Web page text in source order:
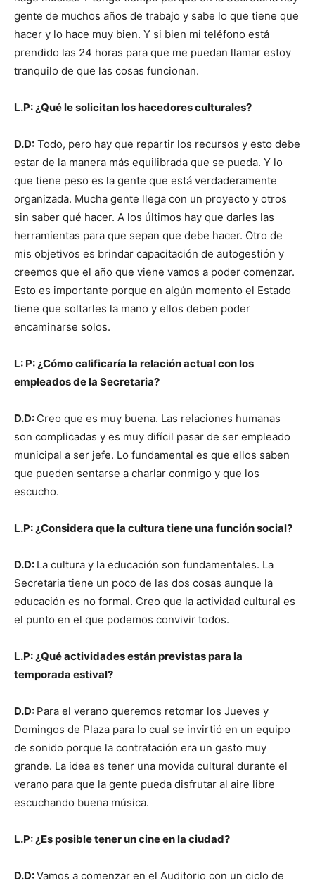
gente de muchos años de trabajo y sabe lo que tiene que
hacer y lo hace muy bien. Y si bien mi teléfono está
prendido las 24 horas para que me puedan llamar estoy
tranquilo de que las cosas funcionan.
L.P: ¿Qué le solicitan los hacedores culturales?
D.D: Todo, pero hay que repartir los recursos y esto debe
estar de la manera más equilibrada que se pueda. Y lo
que tiene peso es la gente que está verdaderamente
organizada. Mucha gente llega con un proyecto y otros
sin saber qué hacer. A los últimos hay que darles las
herramientas para que sepan que debe hacer. Otro de
mis objetivos es brindar capacitación de autogestión y
creemos que el año que viene vamos a poder comenzar.
Esto es importante porque en algún momento el Estado
tiene que soltarles la mano y ellos deben poder
encaminarse solos.
L: P: ¿Cómo calificaría la relación actual con los
empleados de la Secretaria?
D.D: Creo que es muy buena. Las relaciones humanas
son complicadas y es muy difícil pasar de ser empleado
municipal a ser jefe. Lo fundamental es que ellos saben
que pueden sentarse a charlar conmigo y que los
escucho.
L.P: ¿Considera que la cultura tiene una función social?
D.D: La cultura y la educación son fundamentales. La
Secretaria tiene un poco de las dos cosas aunque la
educación es no formal. Creo que la actividad cultural es
el punto en el que podemos convivir todos.
L.P: ¿Qué actividades están previstas para la
temporada estival?
D.D: Para el verano queremos retomar los Jueves y
Domingos de Plaza para lo cual se invirtió en un equipo
de sonido porque la contratación era un gasto muy
grande. La idea es tener una movida cultural durante el
verano para que la gente pueda disfrutar al aire libre
escuchando buena música.
L.P: ¿Es posible tener un cine en la ciudad?
D.D:Vamos a comenzar en el Auditorio con un ciclo de